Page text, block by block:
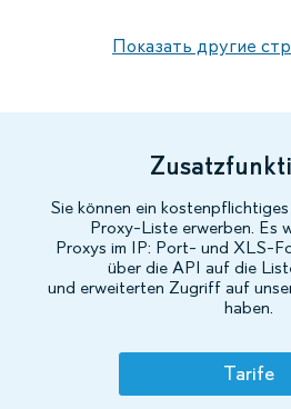
Показать другие
Sie können ein
Proxy-Liste erwerben. Es
Proxys im IP: Port- und XLS-
über die API auf die
und erweiterten Zugriff auf
haben.
Tarife